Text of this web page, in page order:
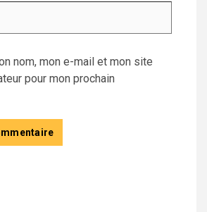
nom, mon e-mail et mon site
pour mon prochain